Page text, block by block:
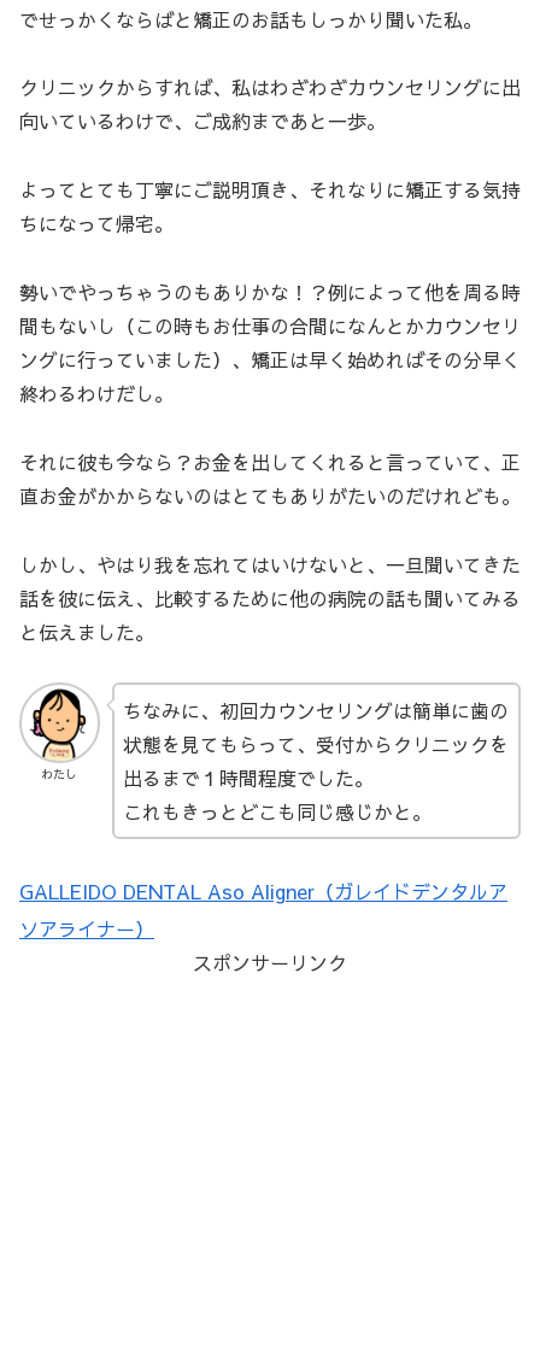
でせっかくならばと矯正のお話もしっかり聞いた私。
クリニックからすれば、私はわざわざカウンセリングに出
向いているわけで、ご成約まであと一歩。
よってとても丁寧にご説明頂き、それなりに矯正する気持
ちになって帰宅。
勢いでやっちゃうのもありかな！？例によって他を周る時
間もないし（この時もお仕事の合間になんとかカウンセリ
ングに行っていました）、矯正は早く始めればその分早く
終わるわけだし。
それに彼も今なら？お金を出してくれると言っていて、正
直お金がかからないのはとてもありがたいのだけれども。
しかし、やはり我を忘れてはいけないと、一旦聞いてきた
話を彼に伝え、比較するために他の病院の話も聞いてみる
と伝えました。
わたし
ちなみに、初回カウンセリングは簡単に歯の
状態を見てもらって、受付からクリニックを
出るまで１時間程度でした。
これもきっとどこも同じ感じかと。
GALLEIDO DENTAL Aso Aligner（ガレイドデンタルア
ソアライナー）
スポンサーリンク